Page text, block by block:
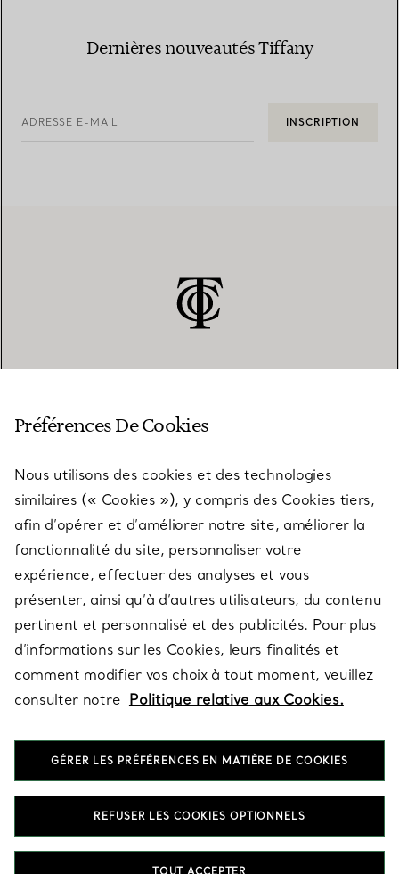
Dernières nouveautés Tiffany
ADRESSE E-MAIL INSCRIPTION
SERVICES
À PROPOS
QUESTIONS LÉGALES
SUIVEZ-NOUS
T&Co. 2026
Préférences De Cookies
Nous utilisons des cookies et des technologies
similaires (« Cookies »), y compris des Cookies tiers,
afin d’opérer et d’améliorer notre site, améliorer la
fonctionnalité du site, personnaliser votre
expérience, effectuer des analyses et vous
présenter, ainsi qu’à d’autres utilisateurs, du contenu
pertinent et personnalisé et des publicités. Pour plus
d’informations sur les Cookies, leurs finalités et
comment modifier vos choix à tout moment, veuillez
consulter notre Politique relative aux Cookies.
GÉRER LES PRÉFÉRENCES EN MATIÈRE DE COOKIES
REFUSER LES COOKIES OPTIONNELS
TOUT ACCEPTER